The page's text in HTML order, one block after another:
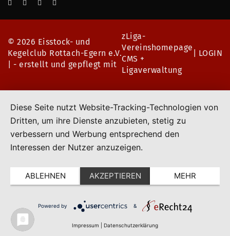
© 2026 Eisstock- und
Kegelclub Rottach-Egern e.V.
| - erstellt und gepflegt mit
zLiga-
Vereinshomepage
CMS +
Ligaverwaltung
LOGIN
Diese Seite nutzt Website-Tracking-Technologien von
Dritten, um ihre Dienste anzubieten, stetig zu
verbessern und Werbung entsprechend den
Interessen der Nutzer anzuzeigen.
ABLEHNEN AKZEPTIEREN MEHR
Powered by &
Impressum Datenschutzerklärung